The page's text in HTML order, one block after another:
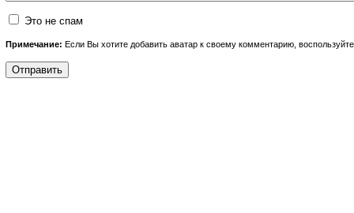
Это не спам
Примечание: Если Вы хотите добавить аватар к своему комментарию,